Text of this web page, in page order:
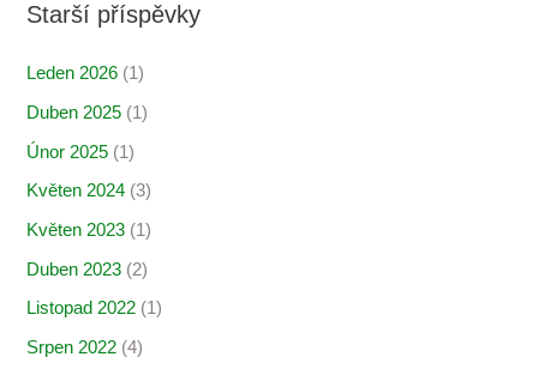
Starší příspěvky
Leden 2026 (1)
Duben 2025 (1)
Únor 2025 (1)
Květen 2024 (3)
Květen 2023 (1)
Duben 2023 (2)
Listopad 2022 (1)
Srpen 2022 (4)